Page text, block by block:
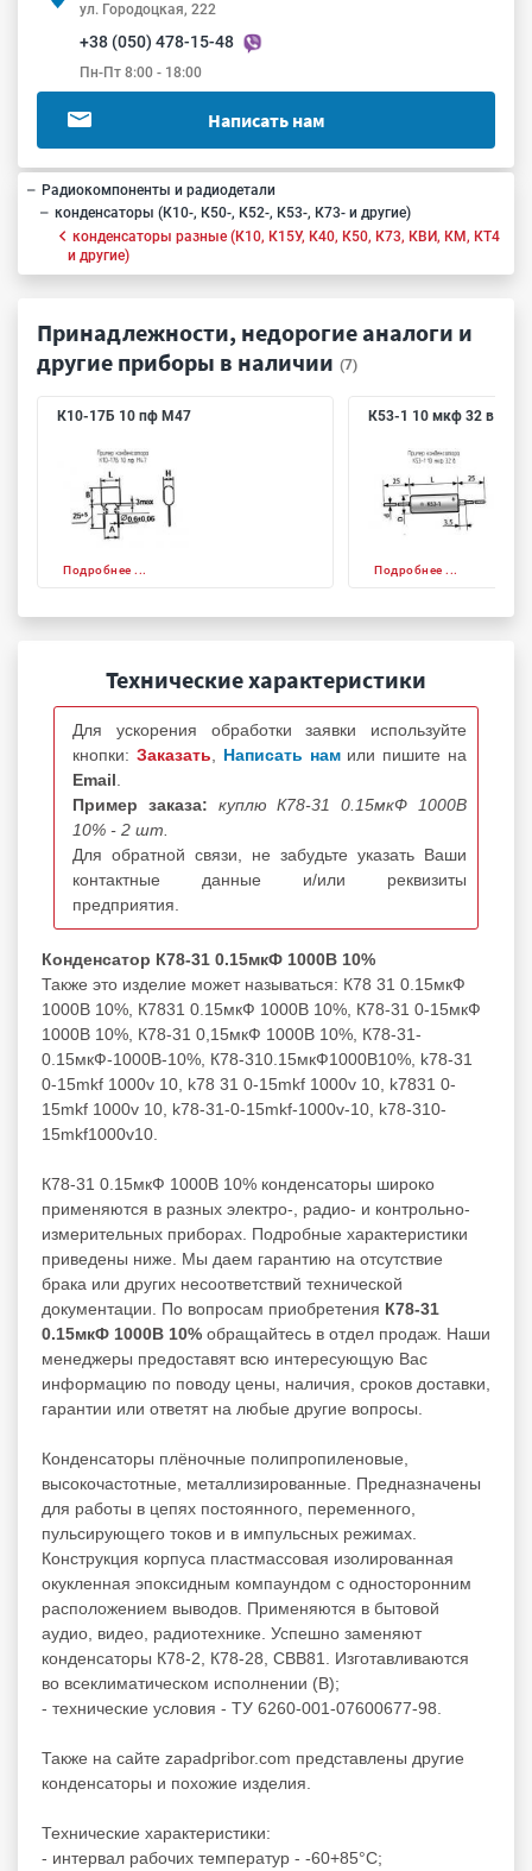
ул. Городоцкая, 222
+38 (050) 478-15-48
Пн-Пт 8:00 - 18:00
Написать нам
Радиокомпоненты и радиодетали
конденсаторы (К10-, К50-, К52-, К53-, К73- и другие)
конденсаторы разные (К10, К15У, К40, К50, К73, КВИ, КМ, КТ4
и другие)
Принадлежности, недорогие аналоги и
другие приборы в наличии (7)
К10-17Б 10 пф М47
Подробнее ...
К53-1 10 мкф 32 в
Подробнее ...
Технические характеристики
Для ускорения обработки заявки используйте
кнопки: Заказать Написать нам или пишите на
Email
Пример заказа:
куплю К78-31 0.15мкФ 1000В
10% - 2 шт.
Для обратной связи, не забудьте указать Ваши
контактные данные и/или реквизиты
предприятия.
Конденсатор К78-31 0.15мкФ 1000В 10%
Также это изделие может называться: К78 31 0.15мкФ
1000В 10%, К7831 0.15мкФ 1000В 10%, К78-31 0-15мкФ
1000В 10%, К78-31 0,15мкФ 1000В 10%, К78-31-
0.15мкФ-1000В-10%, К78-310.15мкФ1000В10%, k78-31
0-15mkf 1000v 10, k78 31 0-15mkf 1000v 10, k7831 0-
15mkf 1000v 10, k78-31-0-15mkf-1000v-10, k78-310-
15mkf1000v10.
К78-31 0.15мкФ 1000В 10% конденсаторы широко
применяются в разных электро-, радио- и контрольно-
измерительных приборах. Подробные характеристики
приведены ниже. Мы даем гарантию на отсутствие
брака или других несоответствий технической
документации. По вопросам приобретения К78-31
0.15мкФ 1000В 10% обращайтесь в отдел продаж. Наши
менеджеры предоставят всю интересующую Вас
информацию по поводу цены, наличия, сроков доставки,
гарантии или ответят на любые другие вопросы.
Конденсаторы плёночные полипропиленовые,
высокочастотные, металлизированные. Предназначены
для работы в цепях постоянного, переменного,
пульсирующего токов и в импульсных режимах.
Конструкция корпуса пластмассовая изолированная
окукленная эпоксидным компаундом с односторонним
расположением выводов. Применяются в бытовой
аудио, видео, радиотехнике. Успешно заменяют
конденсаторы К78-2, К78-28, CBB81. Изготавливаются
во всеклиматическом исполнении (В);
- технические условия - ТУ 6260-001-07600677-98.
Также на сайте zapadpribor.com представлены другие
конденсаторы и похожие изделия.
Технические характеристики:
- интервал рабочих температур - -60+85°C;